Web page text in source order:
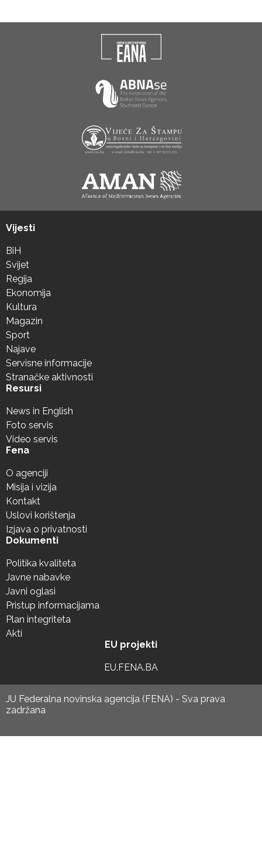
Vijesti
BiH
Svijet
Regija
Ekonomija
Kultura
Magazin
Sport
Najave
Servisne informacije
Stranačke aktivnosti
Resursi
News in English
Foto servis
Video servis
Fena
O agenciji
Misija i vizija
Kontakt
Uslovi korištenja
Izjava o privatnosti
Dokumenti
Politika kvaliteta
Javne nabavke
Javni oglasi
Pristup informacijama
Plan integriteta
Akti
EU projekti
EU.FENA.BA
JU Federalna novinska agencija (FENA) - Sva prava
zadržana